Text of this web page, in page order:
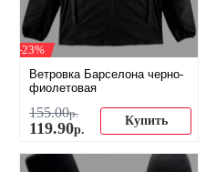
-23%
Ветровка Барселона черно-
фиолетовая
155.00р.
119.90р.
Купить